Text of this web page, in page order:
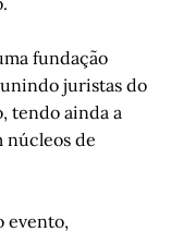
fundação
juristas do
tendo ainda a
núcleos de
evento,